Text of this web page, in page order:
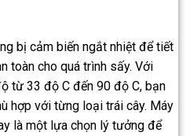
bị cảm biến ngắt nhiệt để tiết
toàn cho quá trình sấy. Với
từ 33 độ C đến 90 độ C, bạn
hợp với từng loại trái cây. Máy
là một lựa chọn lý tưởng để